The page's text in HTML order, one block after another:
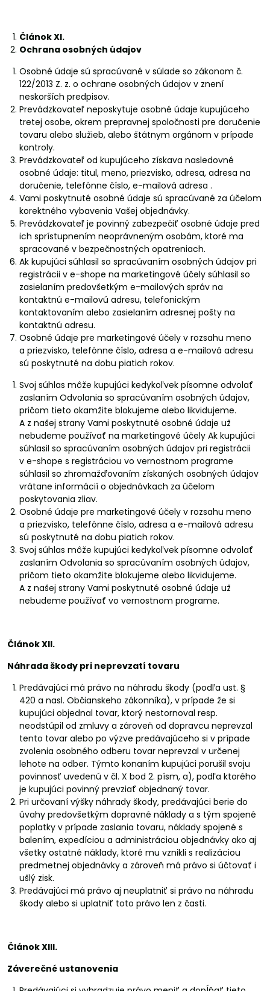
Článok XI.
Ochrana osobných údajov
Osobné údaje sú spracúvané v súlade so zákonom č.
122/2013 Z. z. o ochrane osobných údajov v znení
neskorších predpisov.
Prevádzkovateľ neposkytuje osobné údaje kupujúceho
tretej osobe, okrem prepravnej spoločnosti pre doručenie
tovaru alebo služieb, alebo štátnym orgánom v prípade
kontroly.
Prevádzkovateľ od kupujúceho získava nasledovné
osobné údaje: titul, meno, priezvisko, adresa, adresa na
doručenie, telefónne číslo, e-mailová adresa .
Vami poskytnuté osobné údaje sú spracúvané za účelom
korektného vybavenia Vašej objednávky.
Prevádzkovateľ je povinný zabezpečiť osobné údaje pred
ich sprístupnením neoprávneným osobám, ktoré ma
spracované v bezpečnostných opatreniach.
Ak kupujúci súhlasil so spracúvaním osobných údajov pri
registrácii v e-shope na marketingové účely súhlasil so
zasielaním predovšetkým e-mailových správ na
kontaktnú e-mailovú adresu, telefonickým
kontaktovaním alebo zasielaním adresnej pošty na
kontaktnú adresu.
Osobné údaje pre marketingové účely v rozsahu meno
a priezvisko, telefónne číslo, adresa a e-mailová adresu
sú poskytnuté na dobu piatich rokov.
Svoj súhlas môže kupujúci kedykoľvek písomne odvolať
zaslaním Odvolania so spracúvaním osobných údajov,
pričom tieto okamžite blokujeme alebo likvidujeme.
A z našej strany Vami poskytnuté osobné údaje už
nebudeme používať na marketingové účely Ak kupujúci
súhlasil so spracúvaním osobných údajov pri registrácii
v e-shope s registráciou vo vernostnom programe
súhlasil so zhromažďovaním získaných osobných údajov
vrátane informácií o objednávkach za účelom
poskytovania zliav.
Osobné údaje pre marketingové účely v rozsahu meno
a priezvisko, telefónne číslo, adresa a e-mailová adresu
sú poskytnuté na dobu piatich rokov.
Svoj súhlas môže kupujúci kedykoľvek písomne odvolať
zaslaním Odvolania so spracúvaním osobných údajov,
pričom tieto okamžite blokujeme alebo likvidujeme.
A z našej strany Vami poskytnuté osobné údaje už
nebudeme používať vo vernostnom programe.
Článok XII.
Náhrada škody pri neprevzatí tovaru
Predávajúci má právo na náhradu škody (podľa ust. §
420 a nasl. Občianskeho zákonníka), v prípade že si
kupujúci objednal tovar, ktorý nestornoval resp.
neodstúpil od zmluvy a zároveň od dopravcu neprevzal
tento tovar alebo po výzve predávajúceho si v prípade
zvolenia osobného odberu tovar neprevzal v určenej
lehote na odber. Týmto konaním kupujúci porušil svoju
povinnosť uvedenú v čl. X bod 2. písm, a), podľa ktorého
je kupujúci povinný prevziať objednaný tovar.
Pri určovaní výšky náhrady škody, predávajúci berie do
úvahy predovšetkým dopravné náklady a s tým spojené
poplatky v prípade zaslania tovaru, náklady spojené s
balením, expedíciou a administráciou objednávky ako aj
všetky ostatné náklady, ktoré mu vznikli s realizáciou
predmetnej objednávky a zároveň má právo si účtovať i
ušlý zisk.
Predávajúci má právo aj neuplatniť si právo na náhradu
škody alebo si uplatniť toto právo len z časti.
Článok XIII.
Záverečné ustanovenia